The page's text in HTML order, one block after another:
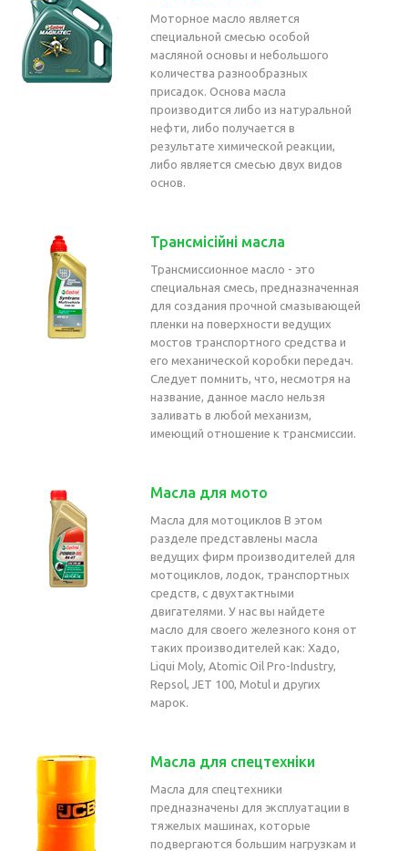
Моторное масло является
специальной смесью особой
масляной основы и небольшого
количества разнообразных
присадок. Основа масла
производится либо из натуральной
нефти, либо получается в
результате химической реакции,
либо является смесью двух видов
основ.
Трансмісійні масла
Трансмиссионное масло - это
специальная смесь, предназначенная
для создания прочной смазывающей
пленки на поверхности ведущих
мостов транспортного средства и
его механической коробки передач.
Следует помнить, что, несмотря на
название, данное масло нельзя
заливать в любой механизм,
имеющий отношение к трансмиссии.
Масла для мото
Масла для мотоциклов В этом
разделе представлены масла
ведущих фирм производителей для
мотоциклов, лодок, транспортных
средств, с двухтактными
двигателями. У нас вы найдете
масло для своего железного коня от
таких производителей как: Хадо,
Liqui Moly, Atomic Oil Pro-Industry,
Repsol, JET 100, Motul и других
марок.
Масла для спецтехніки
Масла для спецтехники
предназначены для эксплуатации в
тяжелых машинах, которые
подвергаются большим нагрузкам и